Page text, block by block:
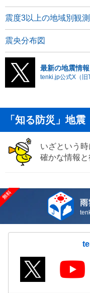
震度3以上の地域別観
震央分布図
最新の地震情
tenki.jp公式X（旧
「知る防災」地震
いざという
確かな情報
雨